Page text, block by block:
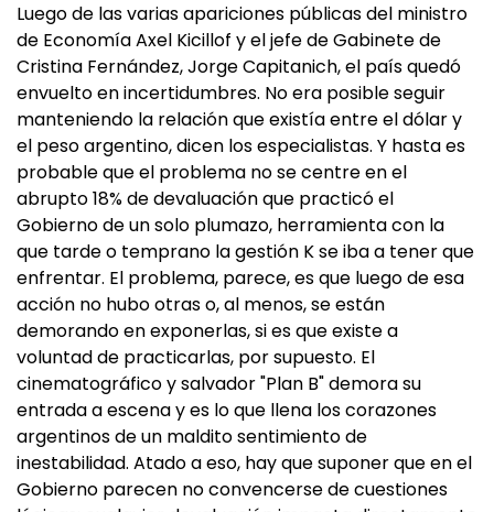
Luego de las varias apariciones públicas del ministro
de Economía Axel Kicillof y el jefe de Gabinete de
Cristina Fernández, Jorge Capitanich, el país quedó
envuelto en incertidumbres. No era posible seguir
manteniendo la relación que existía entre el dólar y
el peso argentino, dicen los especialistas. Y hasta es
probable que el problema no se centre en el
abrupto 18% de devaluación que practicó el
Gobierno de un solo plumazo, herramienta con la
que tarde o temprano la gestión K se iba a tener que
enfrentar. El problema, parece, es que luego de esa
acción no hubo otras o, al menos, se están
demorando en exponerlas, si es que existe a
voluntad de practicarlas, por supuesto. El
cinematográfico y salvador "Plan B" demora su
entrada a escena y es lo que llena los corazones
argentinos de un maldito sentimiento de
inestabilidad. Atado a eso, hay que suponer que en el
Gobierno parecen no convencerse de cuestiones